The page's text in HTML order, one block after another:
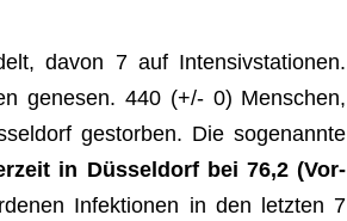
davon 7 auf Inten­siv­sta­tio­nen.
gene­sen. 440 (+/- 0) Men­schen,
gestor­ben. Die soge­nannte
in Düs­sel­dorf bei 76,2 (Vor­
Infek­tio­nen in den letz­ten 7